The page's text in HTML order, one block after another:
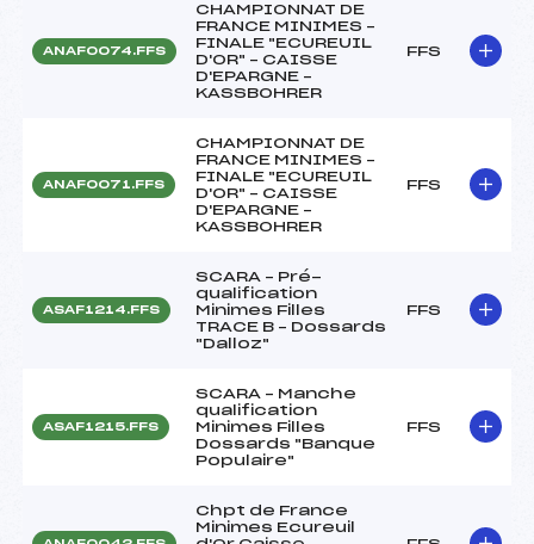
ANAF0074.FFS
CHAMPIONNAT DE
FRANCE MINIMES –
FINALE "ECUREUIL
D'OR" – CAISSE
D'EPARGNE –
KASSBOHRER
FFS
ANAF0071.FFS
CHAMPIONNAT DE
FRANCE MINIMES –
FINALE "ECUREUIL
D'OR" – CAISSE
D'EPARGNE –
KASSBOHRER
FFS
ASAF1214.FFS
SCARA – Pré-
qualification
Minimes Filles
TRACE B – Dossards
"Dalloz"
FFS
ASAF1215.FFS
SCARA – Manche
qualification
Minimes Filles
Dossards "Banque
Populaire"
FFS
Chpt de France
Minimes Ecureuil